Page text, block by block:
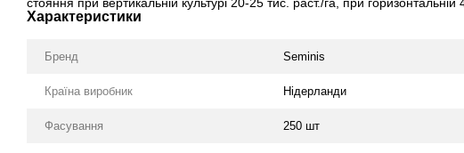
Характеристики
Бренд Seminis
Країна виробник Нідерланди
Фасування 250 шт